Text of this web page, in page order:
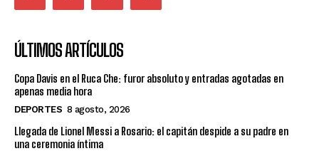
ÚLTIMOS ARTÍCULOS
Copa Davis en el Ruca Che: furor absoluto y entradas agotadas en
apenas media hora
DEPORTES 8 agosto, 2026
Llegada de Lionel Messi a Rosario: el capitán despide a su padre en
una ceremonia íntima